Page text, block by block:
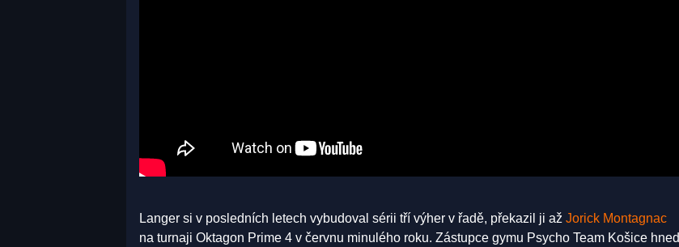
Langer si v posledních letech vybudoval sérii tří výher v řadě, překazil ji až Jorick Montagnac
na turnaji Oktagon Prime 4 v červnu minulého roku. Zástupce gymu Psycho Team Košice hned